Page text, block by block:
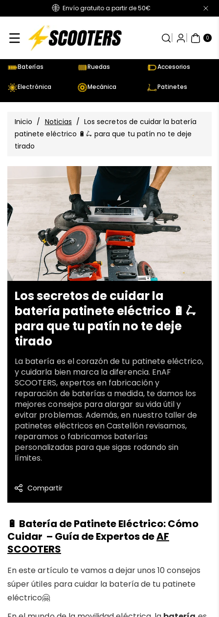
Envío gratuito a partir de 50€
0
AR
TÍC
UL
Baterías Ruedas Accesorios
Electrónica Mecánica Patinetes
Inicio / Noticias / Los secretos de cuidar la batería
patinete eléctrico 🔋🛴 para que tu patín no te deje
tirado
Los secretos de cuidar la
batería patinete eléctrico 🔋🛴
para que tu patín no te deje
tirado
La batería es el corazón de tu patinete eléctrico,
y cuidarla bien marca la diferencia. EnAF
SCOOTERS, expertos en fabricación y
reparación de baterías a medida, te damos los
mejores consejos para alargar su vida útil y
evitar problemas. Además, en nuestro taller de
patinetes eléctricos en Castellón revisamos,
reparamos o fabricamos baterías
personalizadas para que sigas rodando sin
límites.
Compartir
🔋 Batería de Patinete Eléctrico:Cómo
Cuidar – Guía de Expertos deAF
SCOOTERS
En este artículo te vamos a dejar unos 10 consejos
súper útiles para cuidar la batería de tu patinete
eléctrico🤗